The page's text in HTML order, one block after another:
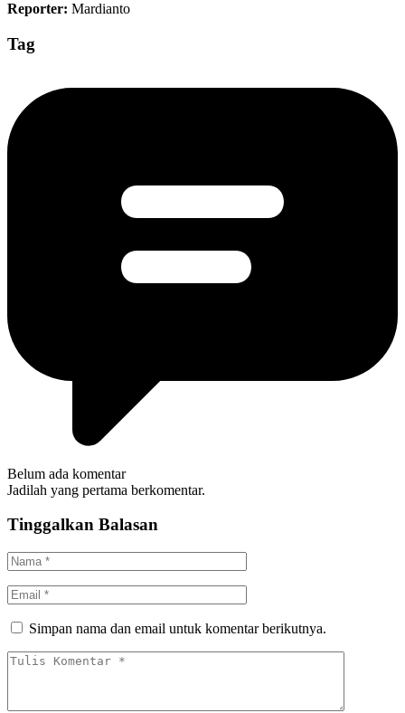
Reporter: Mardianto
Tag
Belum ada komentar
Jadilah yang pertama berkomentar.
Tinggalkan Balasan
Simpan nama dan email untuk komentar berikutnya.